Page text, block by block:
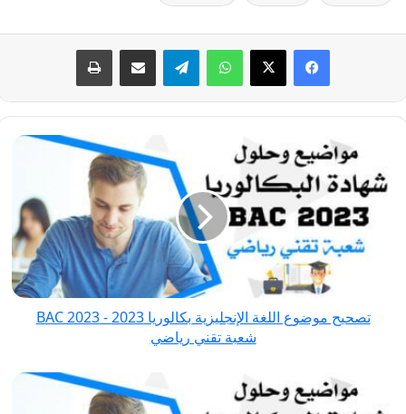
فيسبوك
‫X واتسابتيلقراممشاركة عبر البريد طباعة
اللغة
الإنجليزية
بكالوريا
2023
2023
رياضي
تصحيح موضوع اللغة الإنجليزية بكالوريا 2023 - BAC 2023
شعبة تقني رياضي